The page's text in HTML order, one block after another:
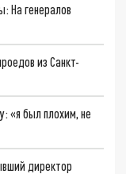
На генералов
из Санкт-
«я был плохим, не
директор